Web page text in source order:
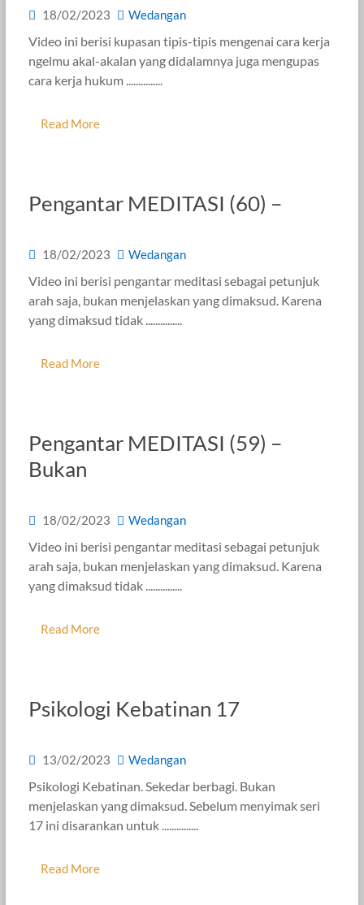
18/02/2023 Wedangan
Video ini berisi kupasan tipis-tipis mengenai cara kerja
ngelmu akal-akalan yang didalamnya juga mengupas
cara kerja hukum ...............
Read More
Pengantar MEDITASI (60) –
18/02/2023 Wedangan
Video ini berisi pengantar meditasi sebagai petunjuk
arah saja, bukan menjelaskan yang dimaksud. Karena
yang dimaksud tidak ...............
Read More
Pengantar MEDITASI (59) –
Bukan
18/02/2023 Wedangan
Video ini berisi pengantar meditasi sebagai petunjuk
arah saja, bukan menjelaskan yang dimaksud. Karena
yang dimaksud tidak ...............
Read More
Psikologi Kebatinan 17
13/02/2023 Wedangan
Psikologi Kebatinan. Sekedar berbagi. Bukan
menjelaskan yang dimaksud. Sebelum menyimak seri
17 ini disarankan untuk ...............
Read More